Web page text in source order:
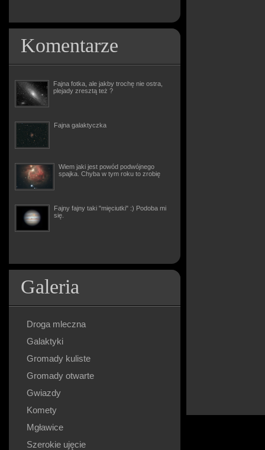
Komentarze
Fajna fotka, ale jakby trochę nie ostra,
plejady zresztą też ?
Fajna galaktyczka
Wiem jaki jest powód podwójnego
spajka. Chyba w tym roku to zrobię
Fajny fajny taki "mięciutki" :) Podoba mi
się.
Galeria
Droga mleczna
Galaktyki
Gromady kuliste
Gromady otwarte
Gwiazdy
Komety
Mgławice
Szerokie ujęcie